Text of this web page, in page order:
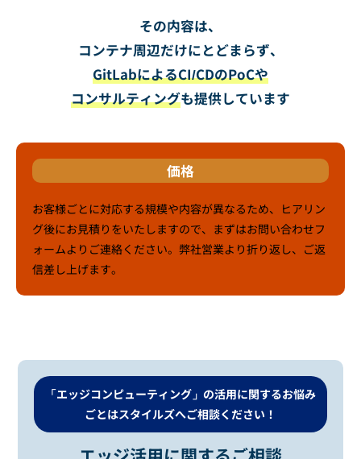
その内容は、
コンテナ周辺だけにとどまらず、
GitLabによるCI/CDのPoCや
コンサルティングも提供しています
価格
お客様ごとに対応する規模や内容が異なるため、ヒアリン
グ後にお見積りをいたしますので、まずはお問い合わせフ
ォームよりご連絡ください。弊社営業より折り返し、ご返
信差し上げます。
「エッジコンピューティング」の活用に関するお悩み
ごとはスタイルズへご相談ください！